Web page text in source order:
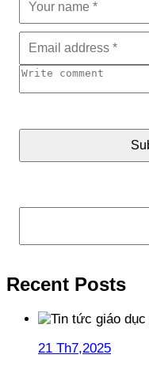
Tìm kiếm
Recent Posts
21 Th7,2025